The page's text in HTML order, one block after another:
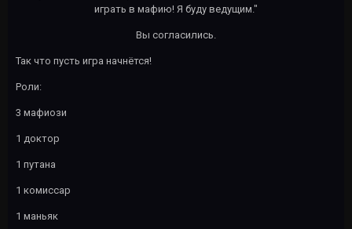
играть в мафию! Я буду ведущим."
Вы согласились.
Так что пусть игра начнётся!
Роли:
3 мафиози
1 доктор
1 путана
1 комиссар
1 маньяк